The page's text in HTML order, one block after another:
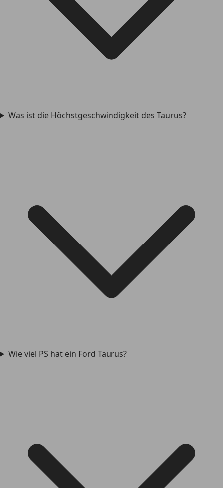
Was ist die Höchstgeschwindigkeit des Taurus?
Wie viel PS hat ein Ford Taurus?